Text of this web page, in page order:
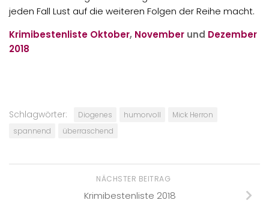
jeden Fall Lust auf die weiteren Folgen der Reihe macht.
Krimibestenliste Oktober, November und Dezember
2018
Schlagwörter: Diogenes humorvoll
Mick Herron
spannend
überraschend
NÄCHSTER BEITRAG
Krimibestenliste 2018